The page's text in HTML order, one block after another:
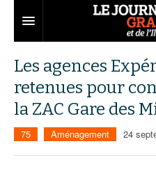
Territoires
Aménagement
Collectivités
Entreprises
Développement
Départements
Les agences
retenues pour
la ZAC Gare des
75 Aménagement 24